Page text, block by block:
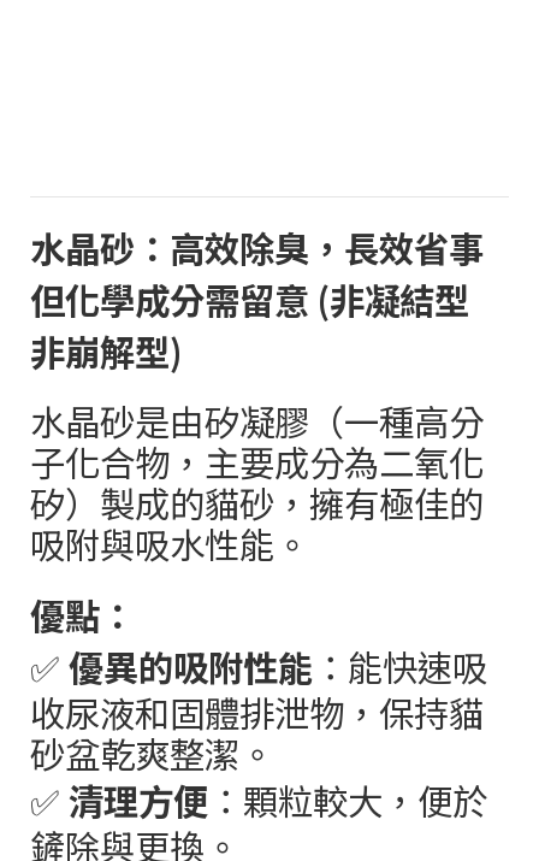
水晶砂：高效除臭，長效省事
但化學成分需留意 (非凝結型
非崩解型)
水晶砂是由矽凝膠（一種高分
子化合物，主要成分為二氧化
矽）製成的貓砂，擁有極佳的
吸附與吸水性能。
優點：
✅優異的吸附性能 ：能快速吸
收尿液和固體排泄物，保持貓
砂盆乾爽整潔。
✅ 清理方便 ：顆粒較大，便於
鏟除與更換。